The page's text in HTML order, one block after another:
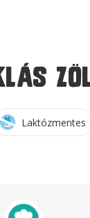
Laktózmentes